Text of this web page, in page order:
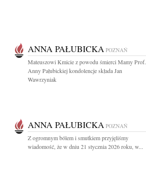
ANNA PAŁUBICKA POZNAŃ
Mateuszowi Kmicie z powodu śmierci Mamy Prof.
Anny Pałubickiej kondolencje składa Jan
Wawrzyniak
ANNA PAŁUBICKA POZNAŃ
Z ogromnym bólem i smutkiem przyjęliśmy
wiadomość, że w dniu 21 stycznia 2026 roku, w...